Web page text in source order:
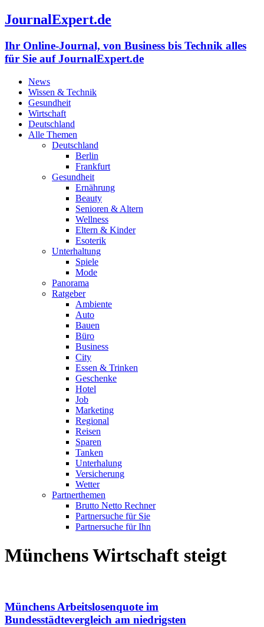
JournalExpert.de
Ihr Online-Journal, von Business bis Technik alles
für Sie auf JournalExpert.de
News
Wissen & Technik
Gesundheit
Wirtschaft
Deutschland
Alle Themen
Deutschland
Berlin
Frankfurt
Gesundheit
Ernährung
Beauty
Senioren & Altern
Wellness
Eltern & Kinder
Esoterik
Unterhaltung
Spiele
Mode
Panorama
Ratgeber
Ambiente
Auto
Bauen
Büro
Business
City
Essen & Trinken
Geschenke
Hotel
Job
Marketing
Regional
Reisen
Sparen
Tanken
Unterhalung
Versicherung
Wetter
Partnerthemen
Brutto Netto Rechner
Partnersuche für Sie
Partnersuche für Ihn
Münchens Wirtschaft steigt
Münchens Arbeitslosenquote im
Bundesstädtevergleich am niedrigsten